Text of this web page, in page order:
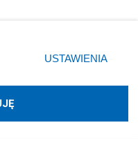
ustawień prywatności
strony
wymagają zgody
się takiemu
USTAWIENIA